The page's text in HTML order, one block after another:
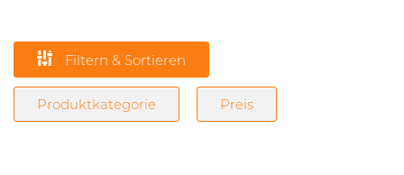
Filtern & Sortieren
Produktkategorie Preis